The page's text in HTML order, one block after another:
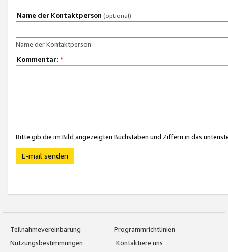
Name der Kontaktperson (optional)
Name der Kontaktperson
Kommentar: *
Bitte gib die im Bild angezeigten Buchstaben und Ziffern in das
E-mail senden
Teilnahmevereinbarung
Programmrichtlinien
Nutzungsbestimmungen
Kontaktiere uns